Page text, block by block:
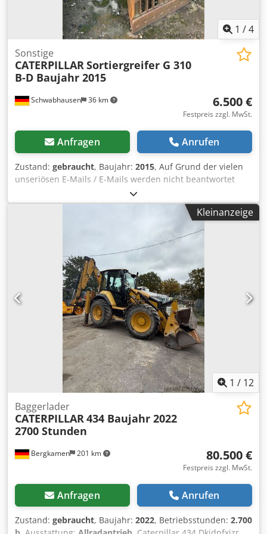
1 /4
Schwabhausen 36 km
Sonstige
CATERPILLARSortiergreifer G 310
B-D Baujahr 2015
6.500 €
Festpreis zzgl. MwSt.
Anfragen Anrufen
Zustand: gebraucht, Baujahr: 2015, Auf Grund der vielen
unseriösen E-Mails / E-Mails werden nicht beantwortet
Dkodeztlhqopfx Akper WhatsApp
"IRRTÜMER,SCHREIBFEHLER UND ZWISCHENVERKAUF
Kleinanzeige
1 / 12
Bergkamen 201 km
Baggerlader
CATERPILLAR 434 Baujahr 2022
2700 Stunden
80.500 €
Festpreis zzgl. MwSt.
Anfragen Anrufen
Zustand: gebraucht, Baujahr: 2022, Betriebsstunden: 2.700